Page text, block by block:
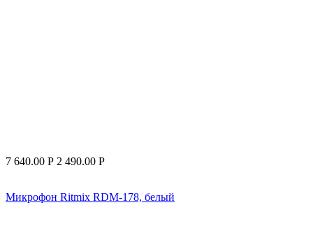
7 640.00 Р 2 490.00 Р
Микрофон Ritmix RDM-178, белый